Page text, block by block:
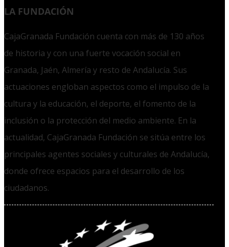
LA FUNDACIÓN
CajaGranada Fundación cuenta con más de 130 años
de historia y con una fuerte vocación social en
Granada, Jaén, Almería y resto de Andalucía. Sus
actuaciones engloban aspectos como el impulso de la
cultura y la educación, el deporte, el fomento de la
inclusión o la protección del medio ambiente. En la
actualidad, CajaGranada Fundación se sitúa entre los
principales agentes sociales y culturales de Andalucía,
donde ofrece espacios para el desarrollo de los
ciudadanos.